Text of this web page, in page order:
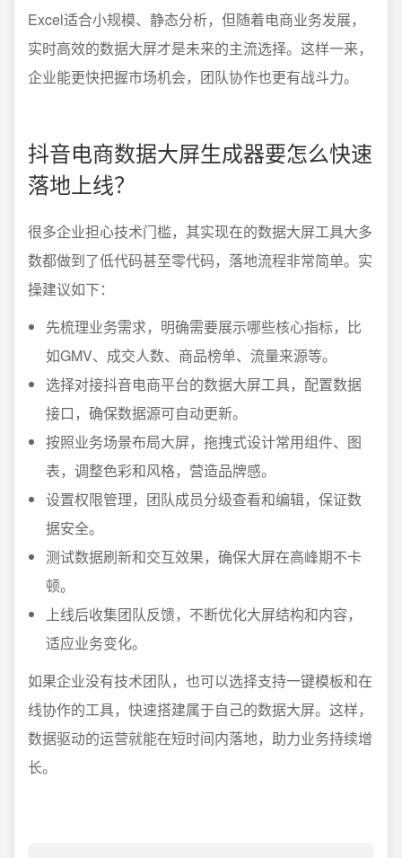
Excel适合小规模、静态分析，但随着电商业务发展，
实时高效的数据大屏才是未来的主流选择。这样一来，
企业能更快把握市场机会，团队协作也更有战斗力。
抖音电商数据大屏生成器要怎么快速
落地上线？
很多企业担心技术门槛，其实现在的数据大屏工具大多
数都做到了低代码甚至零代码，落地流程非常简单。实
操建议如下：
先梳理业务需求，明确需要展示哪些核心指标，比
如GMV、成交人数、商品榜单、流量来源等。
选择对接抖音电商平台的数据大屏工具，配置数据
接口，确保数据源可自动更新。
按照业务场景布局大屏，拖拽式设计常用组件、图
表，调整色彩和风格，营造品牌感。
设置权限管理，团队成员分级查看和编辑，保证数
据安全。
测试数据刷新和交互效果，确保大屏在高峰期不卡
顿。
上线后收集团队反馈，不断优化大屏结构和内容，
适应业务变化。
如果企业没有技术团队，也可以选择支持一键模板和在
线协作的工具，快速搭建属于自己的数据大屏。这样，
数据驱动的运营就能在短时间内落地，助力业务持续增
长。